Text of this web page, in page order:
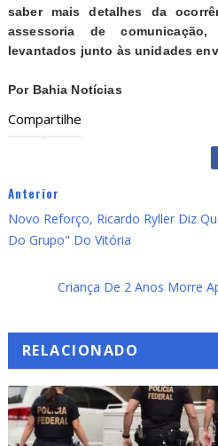
saber mais detalhes da
assessoria de
levantados junto às unidades
Por Bahia Notícias
Compartilhe
Anterior
Novo Reforço, Ricardo Ryller Diz
Do Grupo" Do Vitória
Criança De 2 Anos Morre
RELACIONADO